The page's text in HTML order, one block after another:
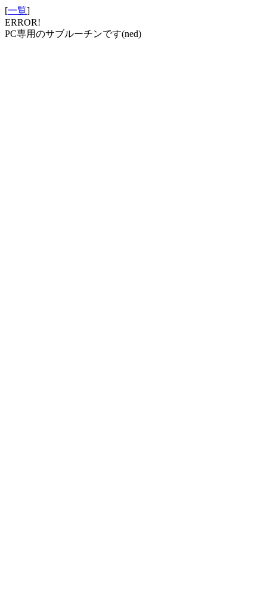
[一覧]
ERROR!
PC専用のサブルーチンです(ned)